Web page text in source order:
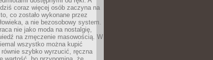
dziś coraz więcej osób zaczyna na
co zostało wykonane przez
a nie bezosobowy system.
nie jako moda na nostalgię,
na zmęczenie masowością. W
wszystko można kupić
równie szybko wyrzucić, ręczna